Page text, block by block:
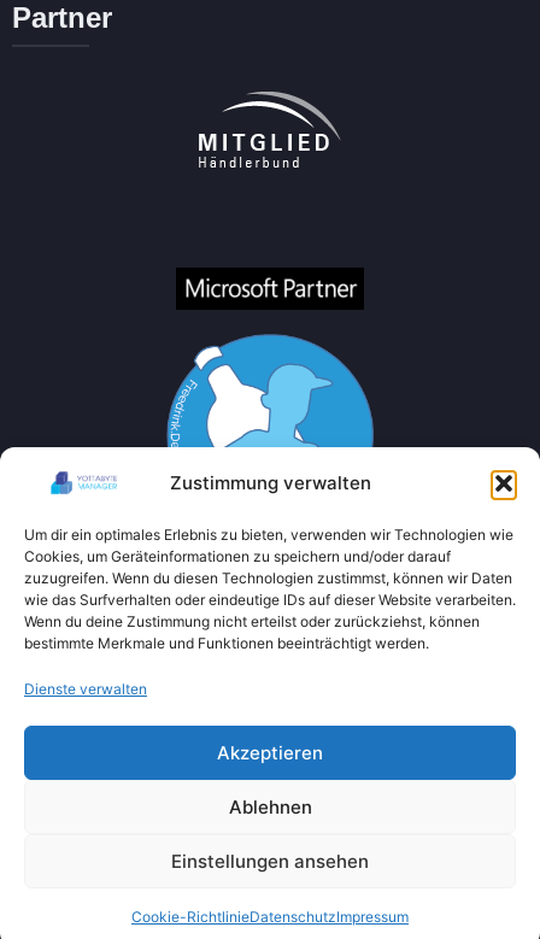
Zustimmung verwalten
Um dir ein optimales Erlebnis zu bieten, verwenden wir Technologien wie
Cookies, um Geräteinformationen zu speichern und/oder darauf
zuzugreifen. Wenn du diesen Technologien zustimmst, können wir Daten
wie das Surfverhalten oder eindeutige IDs auf dieser Website verarbeiten.
Wenn du deine Zustimmung nicht erteilst oder zurückziehst, können
bestimmte Merkmale und Funktionen beeinträchtigt werden.
Dienste verwalten
Akzeptieren
Ablehnen
Einstellungen ansehen
Cookie-RichtlinieDatenschutzImpressum
Partner